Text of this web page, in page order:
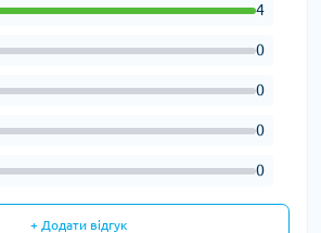
4
0
0
0
0
+ Додати відгук